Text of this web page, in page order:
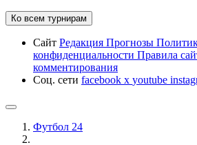
Ко всем турнирам
Сайт Редакция Прогнозы
конфиденциальности Правила
комментирования
Соц. сети facebook x youtube
Футбол 24